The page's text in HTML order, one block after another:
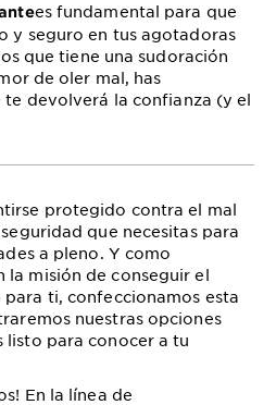
es fundamental para que
y seguro en tus agotadoras
que tiene una sudoración
de oler mal, has
devolverá la confianza (y el
protegido contra el mal
que necesitas para
a pleno. Y como
la misión de conseguir el
ti, confeccionamos esta
nuestras opciones
listo para conocer a tu
En la línea de